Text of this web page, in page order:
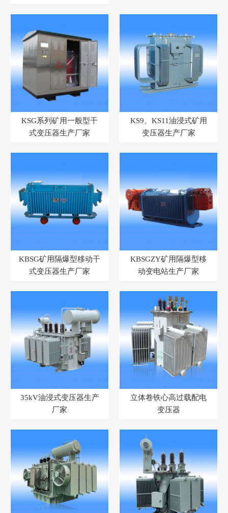
KSG系列矿用一般型干
式变压器生产厂家
KS9、KS11油浸式矿用
变压器生产厂家
KBSG矿用隔爆型移动干
式变压器生产厂家
KBSGZY矿用隔爆型移
动变电站生产厂家
35kV油浸式变压器生产
厂家
立体卷铁心高过载配电
变压器